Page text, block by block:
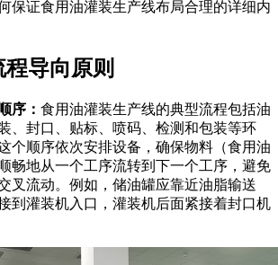
证食用油灌装生产线布局合理的详细内
导向原则
序： 食用油灌装生产线的典型流程包括油
、封口、贴标、喷码、检测和包装等环
个顺序依次安排设备，确保物料（食用油
畅地从一个工序流转到下一个工序，避免
叉流动。例如，储油罐应靠近油脂输送
到灌装机入口，灌装机后面紧接着封口机